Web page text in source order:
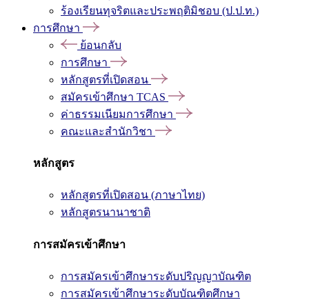
ร้องเรียนทุจริตและประพฤติมิชอบ (ป.ป.ท.)
การศึกษา
ย้อนกลับ
การศึกษา
หลักสูตรที่เปิดสอน
สมัครเข้าศึกษา TCAS
ค่าธรรมเนียมการศึกษา
คณะและสำนักวิชา
หลักสูตร
หลักสูตรที่เปิดสอน (ภาษาไทย)
หลักสูตรนานาชาติ
การสมัครเข้าศึกษา
การสมัครเข้าศึกษาระดับปริญญาบัณฑิต
การสมัครเข้าศึกษาระดับบัณฑิตศึกษา